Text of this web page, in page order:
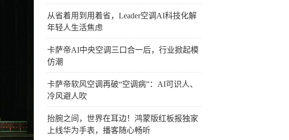
从省着用到用着省，Leader空调AI科技化解
年轻人生活焦虑
卡萨帝AI中央空调三口合一后，行业掀起模
仿潮
卡萨帝软风空调再破“空调病”：AI可识人、
冷风避人吹
抬腕之间，世界在耳边！鸿蒙版红板报独家
上线华为手表，播客随心畅听